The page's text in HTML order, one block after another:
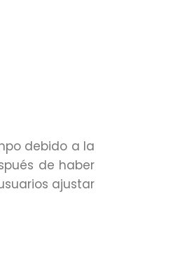
debido a la
de haber
ajustar